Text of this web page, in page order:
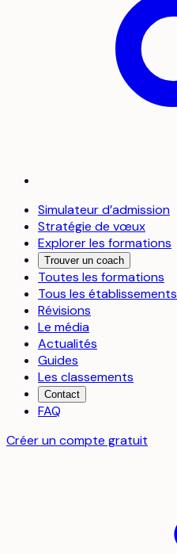
Simulateur d’admission
Stratégie de vœux
Explorer les formations
Trouver un coach
Toutes les formations
Tous les établissements
Révisions
Le média
Actualités
Guides
Les classements
Contact
FAQ
Créer un compte gratuit